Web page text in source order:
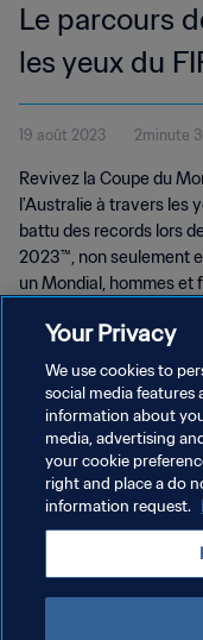
Le parcours
les yeux du
19 août 2023 2minute
Revivez la Coupe du
l'Australie à travers les
battu des records lors
2023™, non seulement
un Mondial, hommes et
même des FIFA Fan
supporters sont venus
POLITIQUE DE
CONDITIONS
GÉRER VOS
Copyright © 1994 - 2026 FIFA.
Your Privacy
We use cookies to
social media features
information about
media, advertising
your cookie
right and place a do
information request.